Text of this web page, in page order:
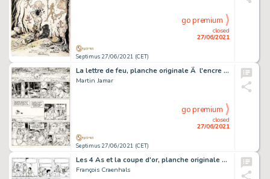
Septimus 27/06/2021 (CET)
closed
27/06/2021
go premium
La lettre de feu, planche originale Ã l'encre chine…
Martin Jamar
Septimus 27/06/2021 (CET)
closed
27/06/2021
go premium
Les 4 As et la coupe d'or, planche originale Ã …
François Craenhals